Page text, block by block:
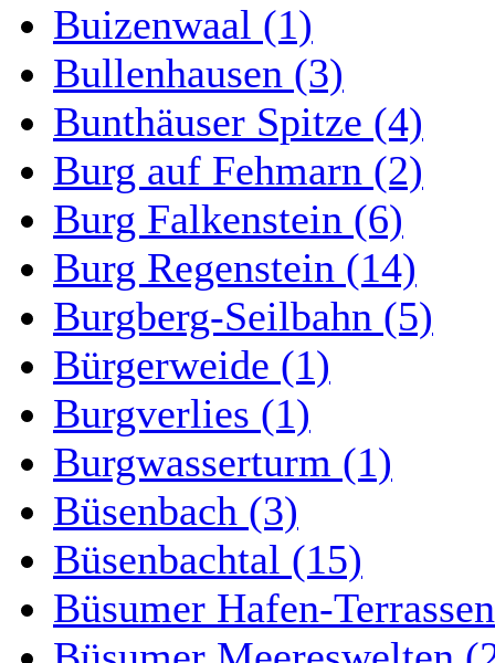
Buizenwaal (1)
Bullenhausen (3)
Bunthäuser Spitze (4)
Burg auf Fehmarn (2)
Burg Falkenstein (6)
Burg Regenstein (14)
Burgberg-Seilbahn (5)
Bürgerweide (1)
Burgverlies (1)
Burgwasserturm (1)
Büsenbach (3)
Büsenbachtal (15)
Büsumer Hafen-